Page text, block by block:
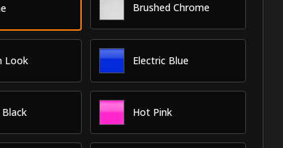
Brushed Chrome
Look Electric Blue
Hot Pink